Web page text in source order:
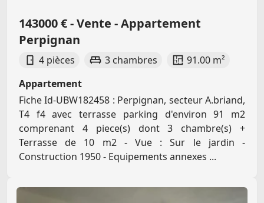
143000 € - Vente - Appartement
Perpignan
4 pièces 3 chambres
91.00 m²
Appartement
Fiche Id-UBW182458 : Perpignan, secteur A.briand,
T4 f4 avec terrasse parking d'environ 91 m2
comprenant 4 piece(s) dont 3 chambre(s) +
Terrasse de 10 m2 - Vue : Sur le jardin -
Construction 1950 - Equipements annexes ...